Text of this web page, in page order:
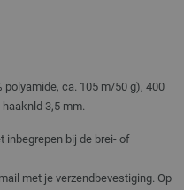
polyamide, ca. 105 m/50 g), 400
3,5 mm.
inbegrepen bij de brei- of
met je verzendbevestiging. Op